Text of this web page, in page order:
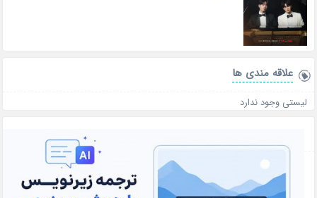
علاقه‌ مندی ها
لیستی وجود ندارد